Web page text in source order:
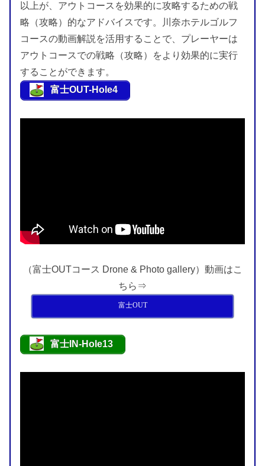
以上が、アウトコースを効果的に攻略するための戦
略（攻略）的なアドバイスです。川奈ホテルゴルフ
コースの動画解説を活用することで、プレーヤーは
アウトコースでの戦略（攻略）をより効果的に実行
することができます。
富士OUT-Hole4
（富士OUTコース Drone & Photo gallery）動画はこ
ちら⇒
富士OUT
富士IN-Hole13